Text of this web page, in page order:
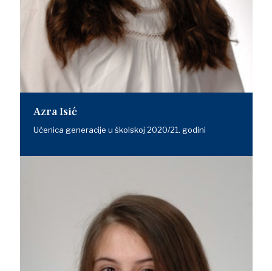
Azra Isić
Učenica generacije u školskoj 2020/21. godini